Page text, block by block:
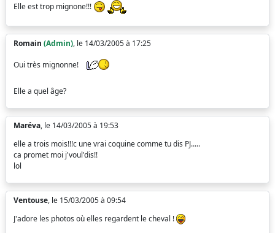
Elle est trop mignone!!!
Romain (Admin), le 14/03/2005 à 17:25
Oui très mignonne!
Elle a quel âge?
Maréva, le 14/03/2005 à 19:53
elle a trois mois!!!c une vrai coquine comme tu dis PJ.....
ca promet moi j'voul'dis!!
lol
Ventouse, le 15/03/2005 à 09:54
J'adore les photos où elles regardent le cheval !